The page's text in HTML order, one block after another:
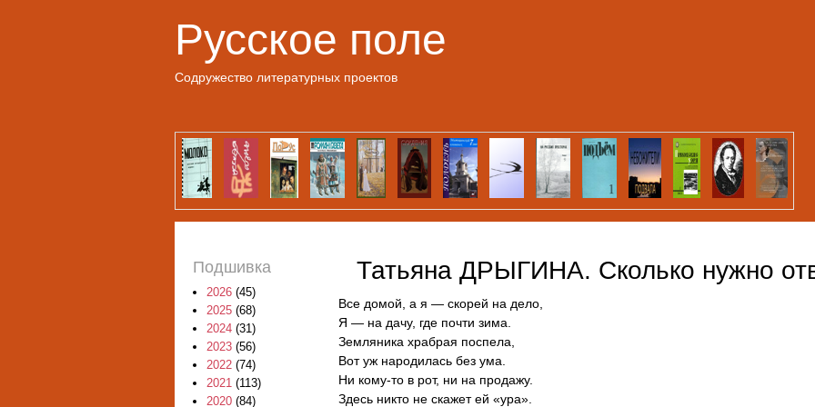
Русское поле
Содружество литературных проектов
Татьяна ДРЫГИНА. Сколько нужно
Все домой, а я — скорей на дело,
Я — на дачу, где почти зима.
Земляника храбрая поспела,
Вот уж народилась без ума.
Ни кому-то в рот, ни на продажу.
Здесь никто не скажет ей «ура».
Подшивка
2026 (45)
2025 (68)
2024 (31)
2023 (56)
2022 (74)
2021 (113)
2020 (84)